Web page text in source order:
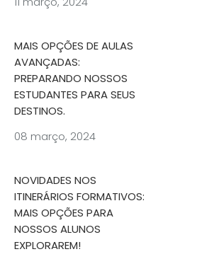
MAIS OPÇÕES DE AULAS
AVANÇADAS:
PREPARANDO NOSSOS
ESTUDANTES PARA SEUS
DESTINOS.
08 março, 2024
NOVIDADES NOS
ITINERÁRIOS FORMATIVOS:
MAIS OPÇÕES PARA
NOSSOS ALUNOS
EXPLORAREM!